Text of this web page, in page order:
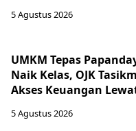
5 Agustus 2026
UMKM Tepas
Naik Kelas, OJK
Akses Keuangan
5 Agustus 2026